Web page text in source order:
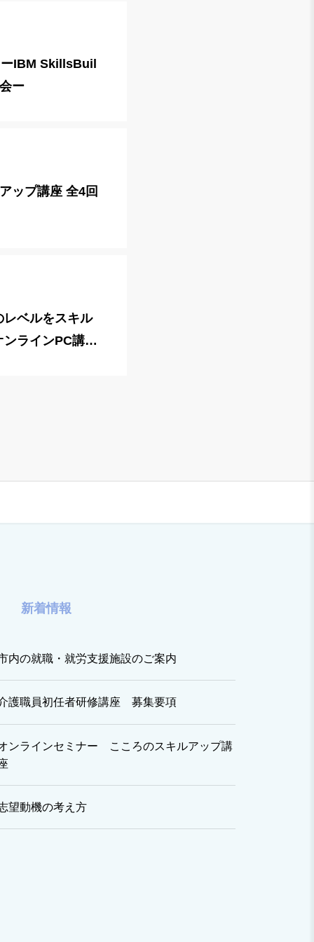
IBM SkillsBuil
ー
ップ講座 全4回
ベルをスキル
ラインPC講座
新着情報
内の就職・就労支援施設のご案内
護職員初任者研修講座 募集要項
ンラインセミナー こころのスキルアップ講
望動機の考え方